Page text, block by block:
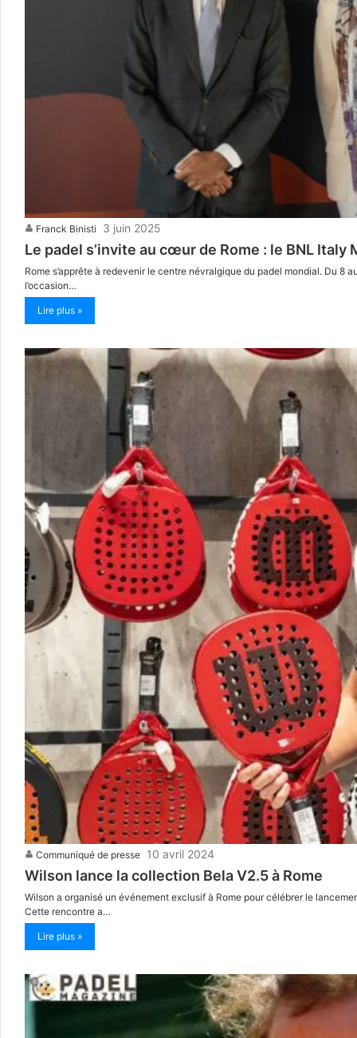
Franck Binisti 3 juin 2025
Le padel s’invite au cœur de Rome : le BNL
Rome s’apprête à redevenir le centre névralgique du padel mondial. Du
l’occasion…
Lire plus »
Communiqué de presse 10 avril 2024
Wilson lance la collection Bela V2.5 à Rome
Wilson a organisé un événement exclusif à Rome pour célébrer le
Cette rencontre a…
Lire plus »